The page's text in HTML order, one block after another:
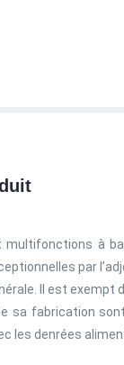
multifonctions à
par
Il est exempt
sa fabrication
les denrées